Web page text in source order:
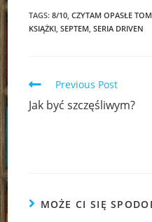
TAGS:8/10, CZYTAM OPASŁE
KSIĄŻKI, SEPTEM, SERIA DRIVEN
Read
more
articles
Previous Post
Jak być szczęśliwym?
MOŻE CI SIĘ